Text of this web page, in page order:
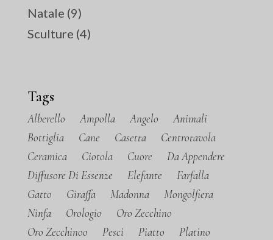
Natale (9)
Sculture (4)
Tags
Alberello Ampolla Angelo
Animali
Bottiglia
Cane Casetta
Centrotavola
Ceramica
Ciotola Cuore
Da Appendere
Diffusore Di Essenze
Elefante
Farfalla
Gatto
Giraffa Madonna
Mongolfiera
Ninfa
Orologio
Oro Zecchino
Oro Zecchinoo
Pesci Piatto
Platino